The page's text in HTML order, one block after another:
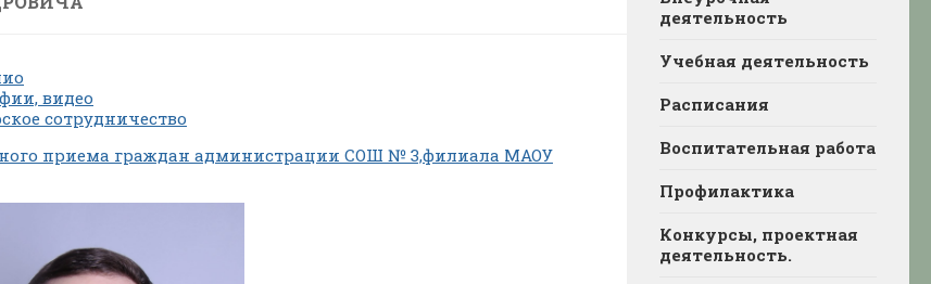
видео
сотрудничество
приема граждан администрации СОШ № 3,филиала МАОУ
деятельность
Учебная деятельность
Расписания
Воспитательная работа
Профилактика
Конкурсы, проектная
деятельность.